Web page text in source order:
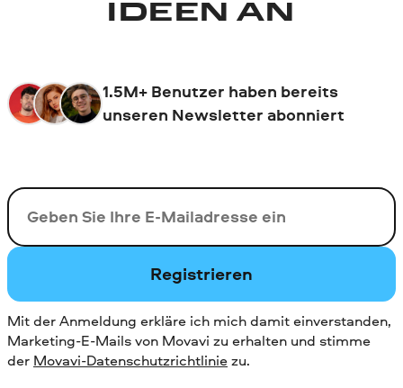
IDEEN AN
1.5M+ Benutzer haben bereits
unseren Newsletter abonniert
Ihre E-Mail-Addresse
Registrieren
Mit der Anmeldung erkläre ich mich damit einverstanden,
Marketing-E-Mails von Movavi zu erhalten und stimme
der Movavi-Datenschutzrichtliniezu.